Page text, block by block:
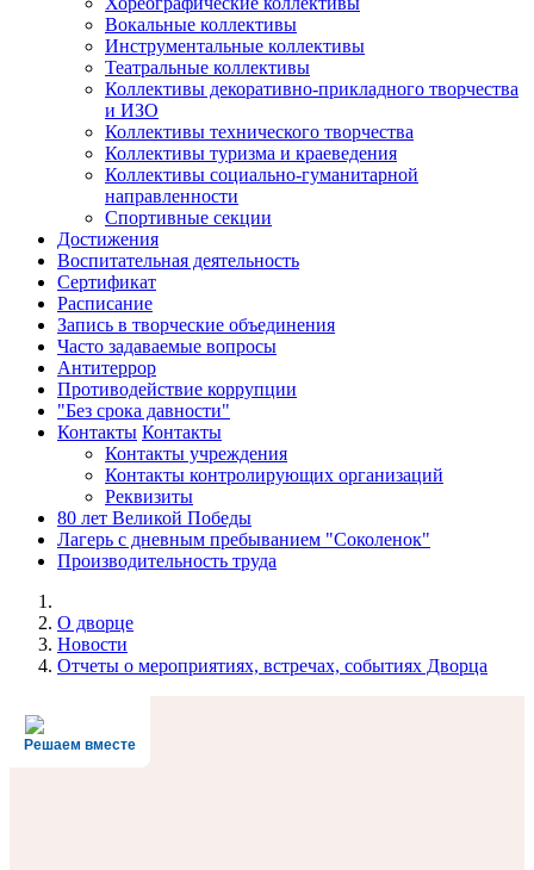
Вокальные коллективы
Инструментальные коллективы
Театральные коллективы
Коллективы декоративно-прикладного творчества
и ИЗО
Коллективы технического творчества
Коллективы туризма и краеведения
Коллективы социально-гуманитарной
направленности
Спортивные секции
Достижения
Воспитательная деятельность
Cертификат
Расписание
Запись в творческие объединения
Часто задаваемые вопросы
Антитеррор
Противодействие коррупции
"Без срока давности"
Контакты Контакты
Контакты учреждения
Контакты контролирующих организаций
Реквизиты
80 лет Великой Победы
Лагерь с дневным пребыванием "Соколенок"
Производительность труда
О дворце
Новости
Отчеты о мероприятиях, встречах, событиях Дворца
Решаем вместе